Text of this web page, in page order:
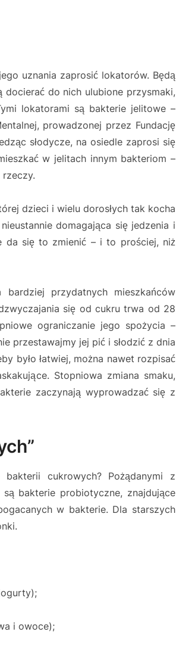
uznania zaprosić lokatorów. Będą
do nich ulubione przysmaki,
lokatorami są bakterie jelitowe –
prowadzonej przez Fundację
słodycze, na osiedle zaprosi się
w jelitach innym bakteriom –
dzieci i wielu dorosłych tak kocha
domagająca się jedzenia i
da się to zmienić – i to prościej, niż
przydatnych mieszkańców
się od cukru trwa od 28
ograniczanie jego spożycia –
przestawajmy jej pić i słodzić z dnia
było łatwiej, można nawet rozpisać
Stopniowa zmiana smaku,
zaczynają wyprowadzać się z
cukrowych? Pożądanymi z
bakterie probiotyczne, znajdujące
w bakterie. Dla starszych
i owoce);